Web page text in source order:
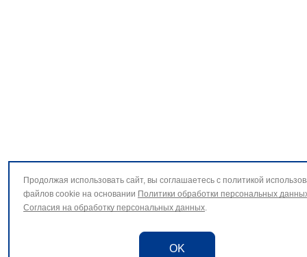
Продолжая использовать сайт, вы соглашаетесь с политикой
файлов cookie на основании Политики обработки персональных
Согласия на обработку персональных данных.
OK